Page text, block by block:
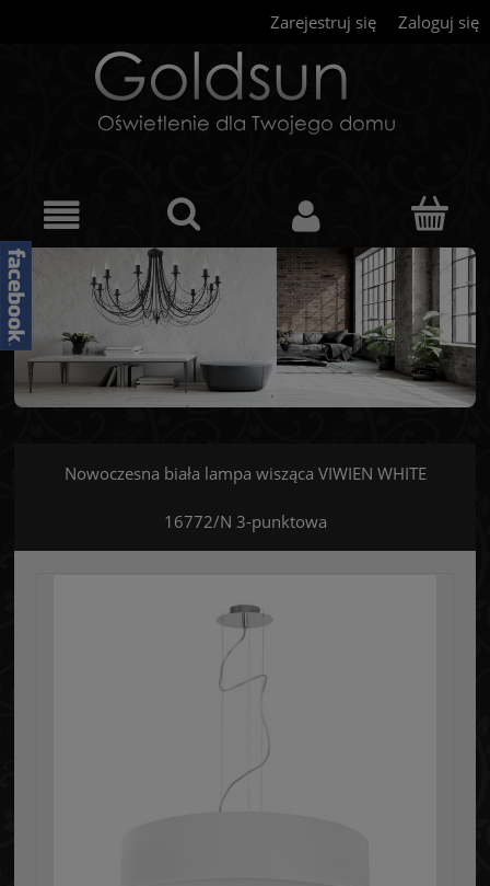
Zarejestruj się Zaloguj się
Nowoczesna biała lampa wisząca VIWIEN WHITE
16772/N 3-punktowa